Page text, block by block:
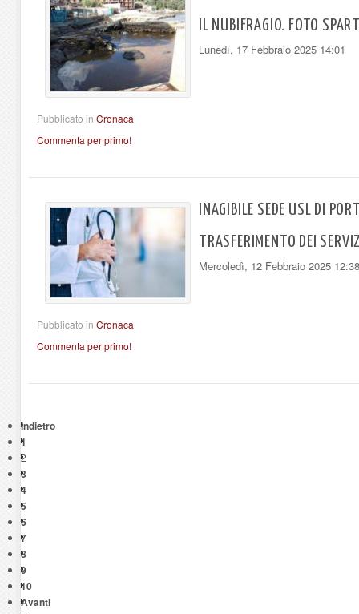
IL NUBIFRAGIO. FOTO
Lunedì, 17 Febbraio 2025 14:01
Pubblicato in Cronaca
Commenta per primo!
INAGIBILE SEDE USL DI
TRASFERIMENTO DEI
Mercoledì, 12 Febbraio 2025 12:38
Pubblicato in Cronaca
Commenta per primo!
Indietro
1
2
3
4
5
6
7
8
9
10
Avanti